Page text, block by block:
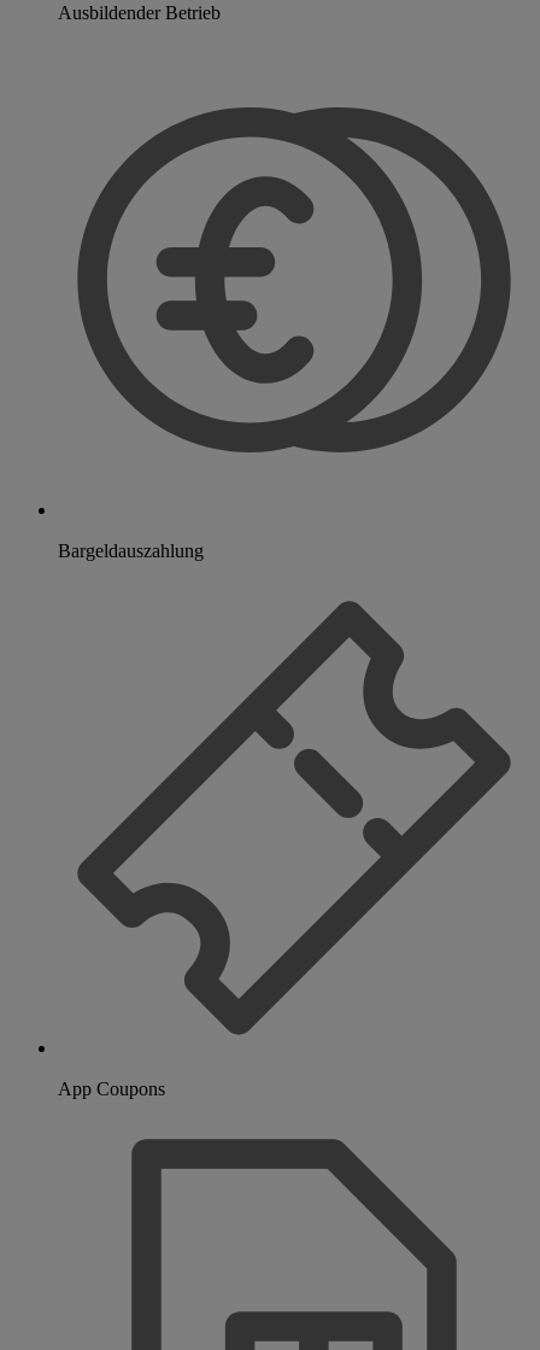
Ausbildender Betrieb
Bargeldauszahlung
App Coupons